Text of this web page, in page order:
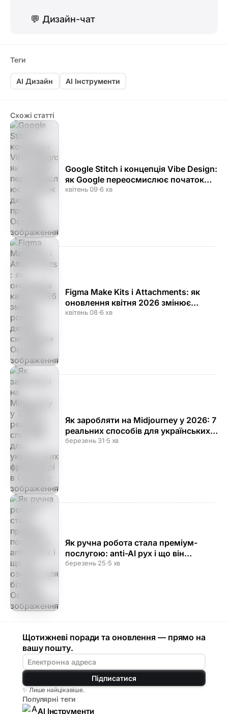
💬 Дизайн-чат
Теги
AI Дизайн AI Інструменти
Схожі статті
Google Stitch і концепція Vibe Design:
як Google переосмислює початок
дизайн-процесу
квітень 09·6 хв
Figma Make Kits і Attachments: як
оновлення квітня 2026 змінює
роботу з дизайн-системами
квітень 08·6 хв
Як заробляти на Midjourney у 2026: 7
реальних способів для українських
фрилансерів
березень 31·5 хв
Як ручна робота стала преміум-
послугою: anti-AI рух і що він
означає для бізнесу
березень 25·5 хв
Щотижневі поради та оновлення — прямо на
вашу пошту.
Підписатися
✨ Лише найцікавіше.
Популярні теги
AI Інструменти